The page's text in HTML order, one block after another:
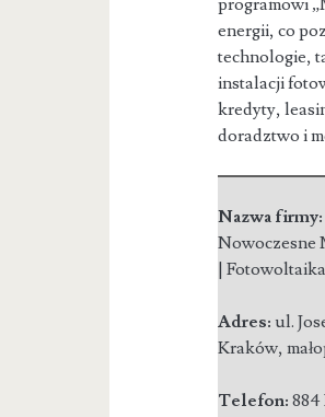
programowi
energii, co
technologie,
instalacji
kredyty,
doradztwo i
Nazwa firmy:
Nowoczesne
| Fotowoltaika
Adres:ul.
Kraków,
Telefon:884